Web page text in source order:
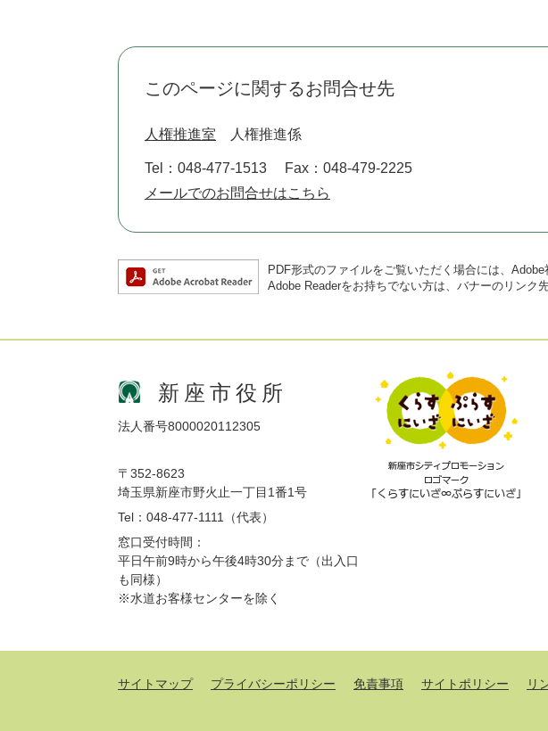
このページに関するお問合せ先
人権推進室 人権推進係
Tel：048-477-1513
Fax：048-479-2225
メールでのお問合せはこちら
PDF形式のファイルをご覧いただく場合には、Adobe
Adobe Readerをお持ちでない方は、バナーのリンク
新座市役所
法人番号8000020112305
〒352-8623
埼玉県新座市野火止一丁目1番1号
Tel：048-477-1111（代表）
窓口受付時間：
平日午前9時から午後4時30分まで（出入口
も同様）
※水道お客様センターを除く
サイトマップ プライバシーポリシー 免責事項 サイトポリシー リ